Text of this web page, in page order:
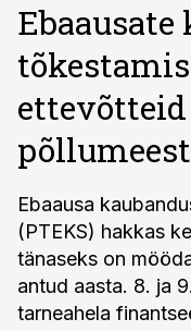
Ebaausa
(PTEKS) hakkas
tänaseks on
antud aasta. 8. ja
tarneahela